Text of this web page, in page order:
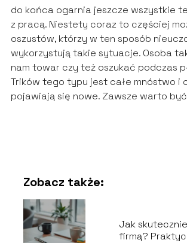
do końca ogarnia jeszcze wszystkie
z pracą. Niestety coraz to częściej
oszustów, którzy w ten sposób
wykorzystują takie sytuacje. Osoba
nam towar czy też oszukać podczas
Trików tego typu jest całe mnóstwo i
pojawiają się nowe. Zawsze warto
Zobacz także:
Jak
firmą?